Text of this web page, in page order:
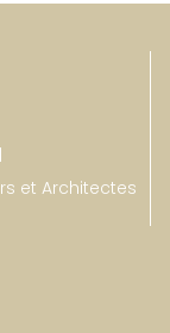
et Architectes